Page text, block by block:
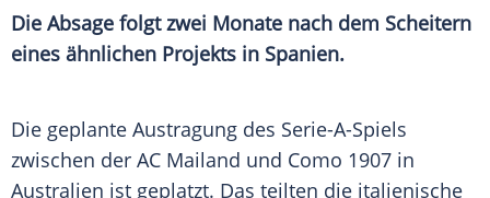
Die Absage folgt zwei Monate nach dem Scheitern
eines ähnlichen Projekts in Spanien.
Die geplante Austragung des Serie-A-Spiels
zwischen der AC Mailand und Como 1907 in
Australien ist geplatzt. Das teilten die italienische